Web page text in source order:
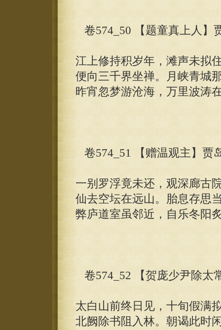
卷574_50 【题童真上人】
江上修持积岁年，滩声未拟
便向三千界坐禅。月峡青城
昨宵忽梦游沧海，万里波涛
卷574_51 【赠温观主】贾
一别罗浮竟未还，观深廊古
仙去空坛在远山。胎息存思
弊庐道室虽邻近，自乐冬阳
卷574_52 【贺庞少尹除太
太白山前终日见，十旬假满
北阙除书阻入林。朝谒此时